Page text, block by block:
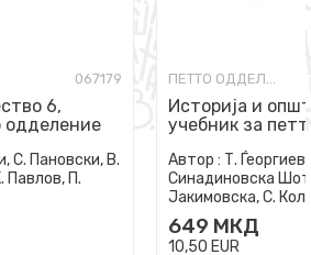
067179
6,
одделение
С. Пановски, В.
Павлов, П.
Историја и
учебник за
Автор : Т.
Синадиновска
Јакимовска, С.
Јакимовска
649 МКД
10,50 EUR